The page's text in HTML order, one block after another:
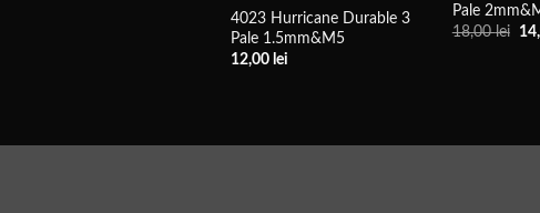
4023 Hurricane Durable 3
Pale 1.5mm&M5
12,00 lei
Pale
18,00lei